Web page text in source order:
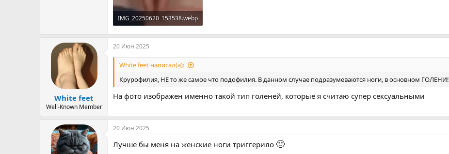
IMG_20250620_153538.webp
9.3 KB · Просмотры: 2
White feet
Well-Known Member
20 Июн 2025
White feet написал(а):
Крурофилия, НЕ то же самое что подофилия. В данном случае подразумеваются ноги, в основном ГОЛЕНИ!
На фото изображен именно такой тип голеней, которые я считаю супер сексуальными
20 Июн 2025
Лучше бы меня на женские ноги триггерило 🙂